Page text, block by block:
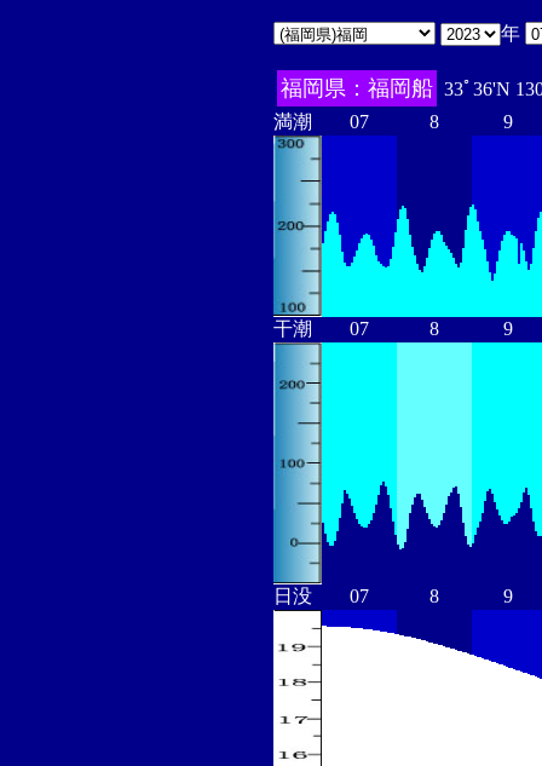
年
福岡県：福岡船 33ﾟ36'N
満潮
07 8 9
干潮 07 8 9
日没 07 8 9